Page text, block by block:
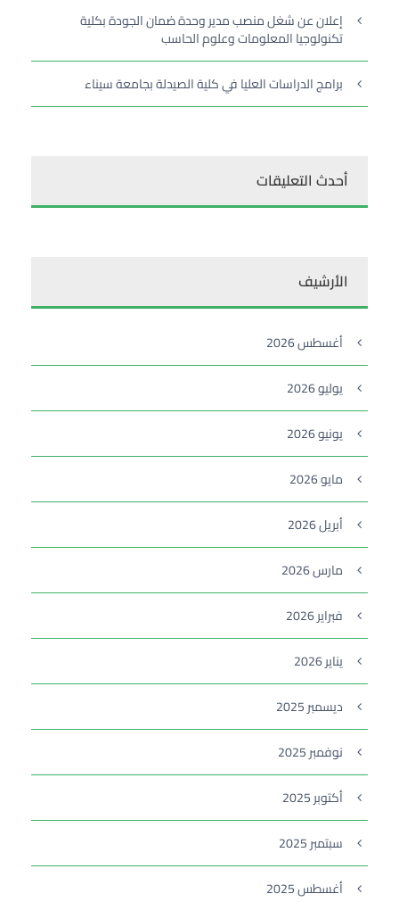
إعلان عن شغل منصب مدير وحدة ضمان الجودة بكلية
تكنولوجيا المعلومات وعلوم الحاسب
برامج الدراسات العليا في كلية الصيدلة بجامعة سيناء
أحدث التعليقات
الأرشيف
أغسطس 2026
يوليو 2026
يونيو 2026
مايو 2026
أبريل 2026
مارس 2026
فبراير 2026
يناير 2026
ديسمبر 2025
نوفمبر 2025
أكتوبر 2025
سبتمبر 2025
أغسطس 2025